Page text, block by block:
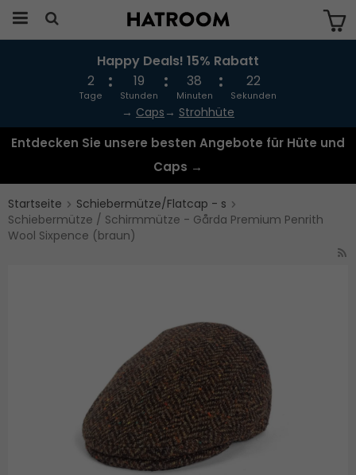
Das Produkt wurde in Ihren Warenkorb
gelegt
Happy Deals! 15% Rabatt
2
Tage
19
Stunden
38
Minuten
22
Sekunden
→ Caps → Strohhüte
Entdecken Sie unsere besten Angebote für Hüte und
Caps →
Startseite
Schiebermütze/Flatcap - s
Schiebermütze / Schirmmütze - Gårda Premium Penrith
Wool Sixpence (braun)